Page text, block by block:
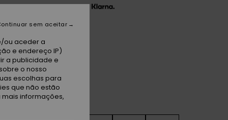
x 11,67 € sem juros com a
ou aceder a
e endereço IP)
a publicidade e
o nosso
escolhas para
que não estão
informações,
sem aceitar